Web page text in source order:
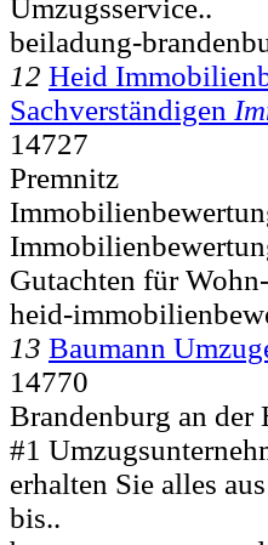
Umzugsservice..
beiladung-
12 Heid
Sachverständigen
14727
Premnitz
Gutachten für
heid-
13 Baumann
14770
Brandenburg an der
#1
erhalten Sie alles
bis..